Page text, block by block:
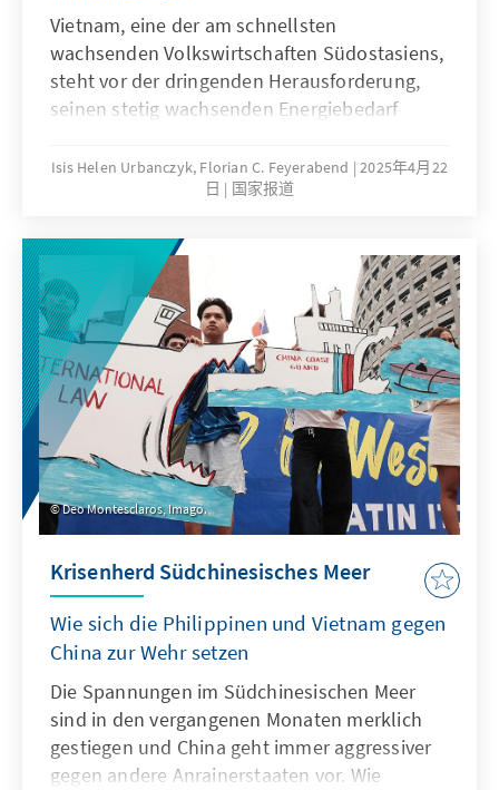
Vietnam, eine der am schnellsten
wachsenden Volkswirtschaften Südostasiens,
steht vor der dringenden Herausforderung,
seinen stetig wachsenden Energiebedarf
Stromengpässe und Blackouts in den
vergangenen Jahren hatten ausländische
globalen Bemühungen zur Reduzierung von
Treibhausgasemissionen und der
Notwendigkeit, den nationalen Energiemix zu
diversifizieren, rückt nun die Nuklearenergie
zunehmend in den Fokus.
Isis Helen Urbanczyk, Florian C. Feyerabend
2025年4月22
日
国家报道
Deo Montesclaros, Imago.
Krisenherd Südchinesisches Meer
Wie sich die Philippinen und Vietnam gegen
China zur Wehr setzen
Die Spannungen im Südchinesischen Meer
sind in den vergangenen Monaten merklich
gestiegen und China geht immer aggressiver
gegen andere Anrainerstaaten vor. Wie